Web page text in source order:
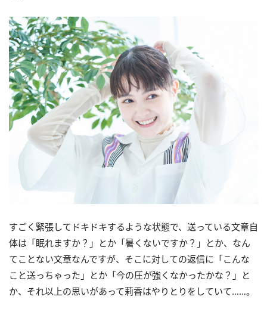
すごく緊張してドキドキするような状態で、送っている文章自
体は「眠れますか？」とか「暑くないですか？」とか、なん
てことない文章なんですが、そこに対しての返信に「こんな
こと送っちゃった」とか「今の圧が強くなかったかな？」と
か、それ以上の思いがあって莉香はやりとりをしていて……。